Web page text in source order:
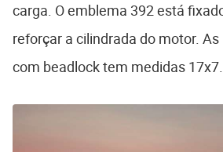
carga. O emblema 392 está
reforçar a cilindrada do motor.
com beadlock tem medidas